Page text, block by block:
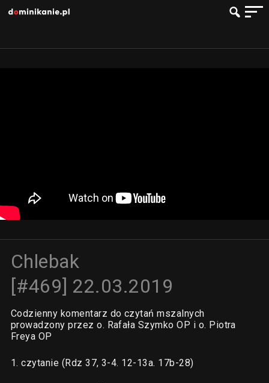
Chlebak
[#469] 22.03.2019
Codzienny komentarz do czytań mszalnych
prowadzony przez o. Rafała Szymko OP i o. Piotra
Freya OP
1. czytanie (Rdz 37, 3-4. 12-13a. 17b-28)